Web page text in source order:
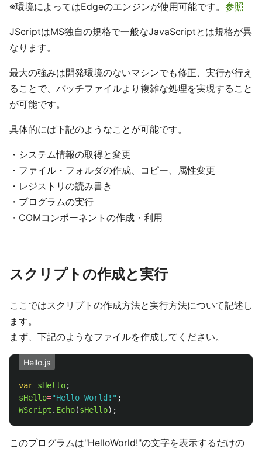
※環境によってはEdgeのエンジンが使用可能です。 参照
JScriptはMS独自の規格で一般なJavaScriptとは規格が異
なります。
最大の強みは開発環境のないマシンでも修正、実行が行え
ることで、バッチファイルより複雑な処理を実現すること
が可能です。
具体的には下記のようなことが可能です。
・システム情報の取得と変更
・ファイル・フォルダの作成、コピー、属性変更
・レジストリの読み書き
・プログラムの実行
・COMコンポーネントの作成・利用
スクリプトの作成と実行
ここではスクリプトの作成方法と実行方法について記述し
ます。
まず、下記のようなファイルを作成してください。
Hello.js
var sHello;
sHello="Hello World! " ;
WScript . Echo(sHello);
このプログラムは"HelloWorld!"の文字を表示するだけの